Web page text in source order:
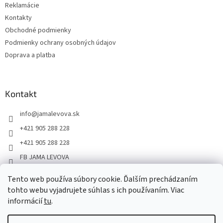
Tento web používa súbory cookie. Ďalším prechádzaním
tohto webu vyjadrujete súhlas s ich používaním. Viac
informáciítu.
Reklamácie
Kontakty
Obchodné podmienky
Podmienky ochrany osobných údajov
Doprava a platba
Kontakt
info@jamalevova.sk
+421 905 288 228
+421 905 288 228
FB JAMA LEVOVA
JamaLevova
+421905288228